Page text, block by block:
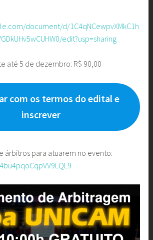
document/d/1C4qNCewpvXMkC1h
edit?usp=sharing
até 5 de dezembro: R$ 90,00
com os termos do edital e
inscrever
árbitros para atuarem no evento: